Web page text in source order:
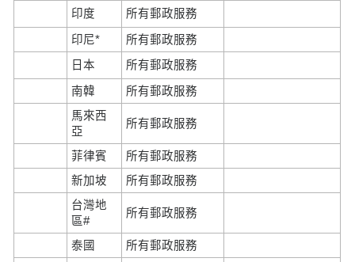
印度
所有郵政服務
印尼*
所有郵政服務
日本
所有郵政服務
南韓
所有郵政服務
馬來西
亞
所有郵政服務
菲律賓
所有郵政服務
新加坡
所有郵政服務
台灣地
區#
所有郵政服務
泰國
所有郵政服務